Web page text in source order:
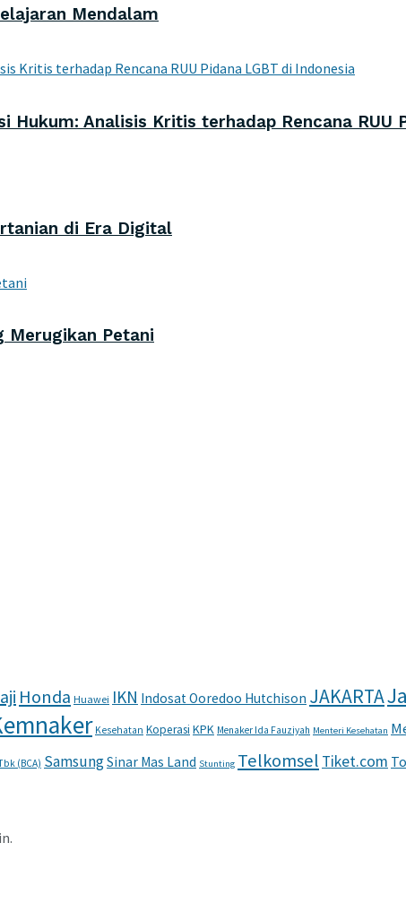
Mendalam
Hukum: Analisis Kritis terhadap Rencana RUU
di Era Digital
Merugikan Petani
Honda Huawei IKN Indosat Ooredoo Hutchison JAKARTA
Kesehatan Koperasi KPK Menaker Ida Fauziyah Menteri Kesehatan
(BCA) SamsungSinar Mas Land Stunting Telkomsel Tiket.com